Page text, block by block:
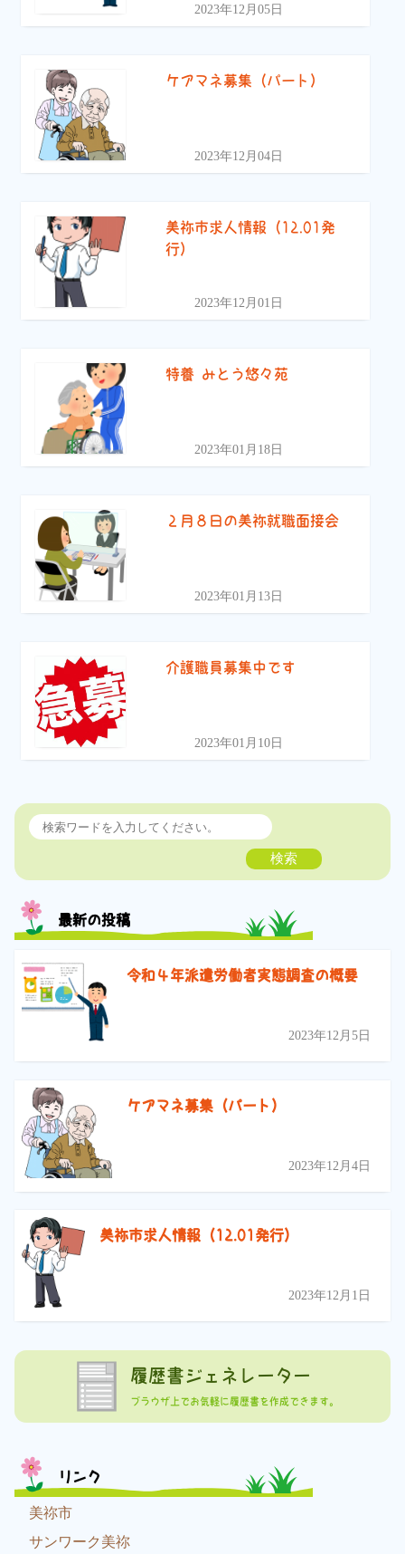
2023年12月05日
ケアマネ募集（パート）
2023年12月04日
美祢市求人情報（12.01発
行）
2023年12月01日
特養 みとう悠々苑
2023年01月18日
２月８日の美祢就職面接会
2023年01月13日
介護職員募集中です
2023年01月10日
検索
最新の投稿
令和４年派遣労働者実態調査の概要
2023年12月5日
ケアマネ募集（パート）
2023年12月4日
美祢市求人情報（12.01発行）
2023年12月1日
履歴書ジェネレーター
ブラウザ上でお気軽に履歴書を作成できます。
リンク
美祢市
サンワーク美祢